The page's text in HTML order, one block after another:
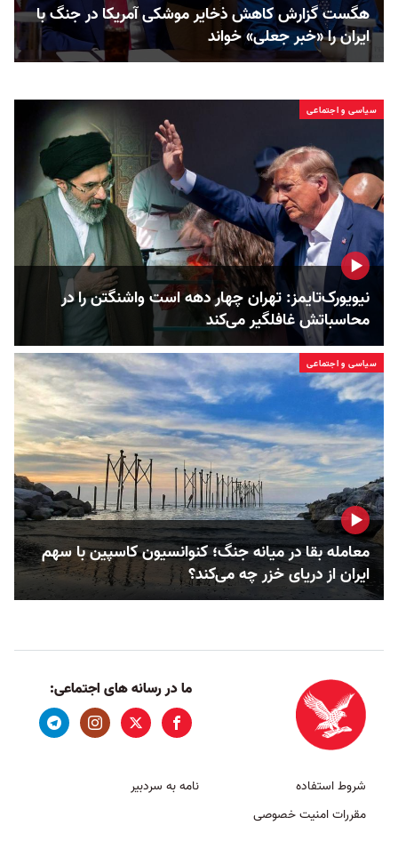
هگست گزارش کاهش ذخایر موشکی آمریکا در جنگ با
ایران را «خبر جعلی» خواند
سیاسی و اجتماعی
نیویورک‌تایمز: تهران چهار دهه است واشنگتن را در
محاسباتش غافلگیر می‌کند
سیاسی و اجتماعی
معامله بقا در میانه جنگ؛ کنوانسیون کاسپین با سهم
ایران از دریای خزر چه می‌کند؟
ما در رسانه های اجتماعی:
شروط استفاده
مقررات امنیت خصوصی
نامه به سردبیر